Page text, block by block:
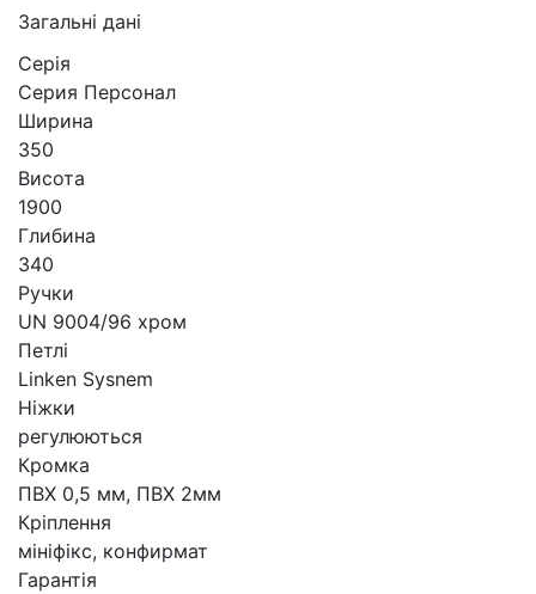
Загальні дані
Серія
Серия Персонал
Ширина
350
Висота
1900
Глибина
340
Ручки
UN 9004/96 хром
Петлі
Linken Sysnem
Ніжки
регулюються
Кромка
ПВХ 0,5 мм, ПВХ 2мм
Кріплення
мініфікс, конфирмат
Гарантія